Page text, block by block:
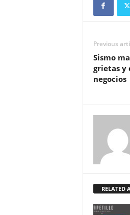
Previous
Sismo
grietas y
negocios
RELATED